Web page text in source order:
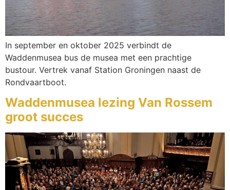
In september en oktober 2025 verbindt de
Waddenmusea bus de musea met een prachtige
bustour. Vertrek vanaf Station Groningen naast de
Rondvaartboot.
Waddenmusea lezing Van Rossem
groot succes